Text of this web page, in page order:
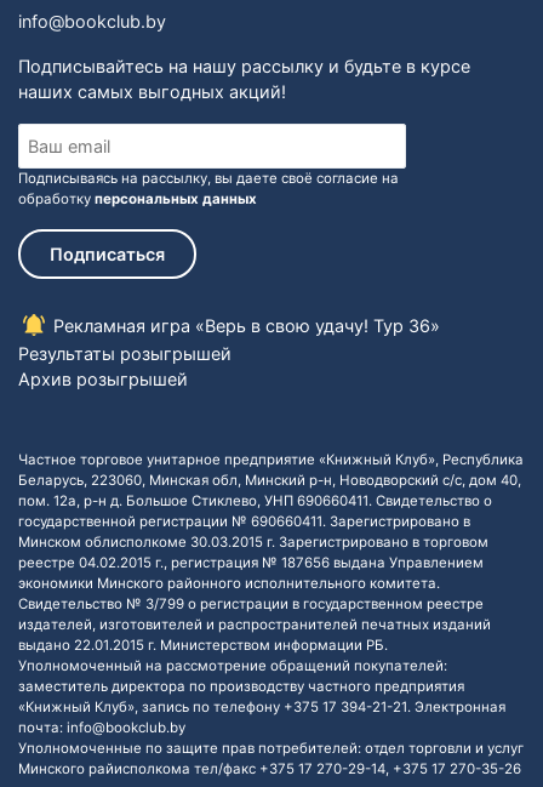
info@bookclub.by
Подписывайтесь на нашу рассылку и будьте в курсе
наших самых выгодных акций!
Подписываясь на рассылку, вы даете своё согласие на
обработку персональных данных
Подписаться
Рекламная игра «Верь в свою удачу! Тур 36»
Результаты розыгрышей
Архив розыгрышей
Частное торговое унитарное предприятие «Книжный Клуб», Республика
Беларусь, 223060, Минская обл, Минский р-н, Новодворский с/с, дом 40,
пом. 12а, р-н д. Большое Стиклево, УНП 690660411. Свидетельство о
государственной регистрации № 690660411. Зарегистрировано в
Минском облисполкоме 30.03.2015 г. Зарегистрировано в торговом
реестре 04.02.2015 г., регистрация № 187656 выдана Управлением
экономики Минского районного исполнительного комитета.
Свидетельство № 3/799 о регистрации в государственном реестре
издателей, изготовителей и распространителей печатных изданий
выдано 22.01.2015 г. Министерством информации РБ.
Уполномоченный на рассмотрение обращений покупателей:
заместитель директора по производству частного предприятия
«Книжный Клуб», запись по телефону +375 17 394-21-21. Электронная
почта: info@bookclub.by
Уполномоченные по защите прав потребителей: отдел торговли и услуг
Минского райисполкома тел/факс +375 17 270-29-14, +375 17 270-35-26